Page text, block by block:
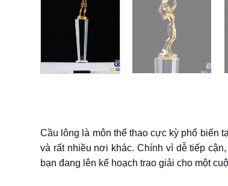
Cầu lông là môn thể thao cực kỳ phổ biến
và rất nhiều nơi khác. Chính vì dễ tiếp
bạn đang lên kế hoạch trao giải cho một